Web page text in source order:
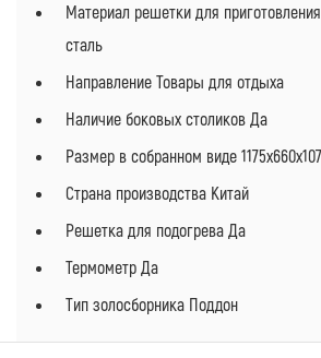
Материал решетки для
сталь
Направление Товары для отдыха
Наличие боковых столиков Да
Размер в собранном виде
Страна производства Китай
Решетка для подогрева Да
Термометр Да
Тип золосборника Поддон